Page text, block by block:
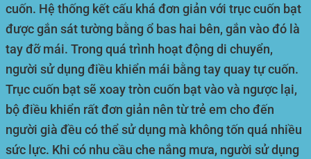
cuốn. Hệ thống kết cấu khá đơn giản với trục cuốn bạt
được gắn sát tường bằng ổ bas hai bên, gắn vào đó là
tay đỡ mái. Trong quá trình hoạt động di chuyển,
người sử dụng điều khiển mái bằng tay quay tự cuốn.
Trục cuốn bạt sẽ xoay tròn cuốn bạt vào và ngược lại,
bộ điều khiển rất đơn giản nên từ trẻ em cho đến
người già đều có thể sử dụng mà không tốn quá nhiều
sức lực. Khi có nhu cầu che nắng mưa, người sử dụng